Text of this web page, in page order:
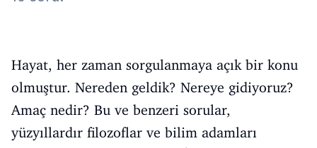
Hayat, her zaman sorgulanmaya açık bir konu
olmuştur. Nereden geldik? Nereye gidiyoruz?
Amaç nedir? Bu ve benzeri sorular,
yüzyıllardır filozoflar ve bilim adamları